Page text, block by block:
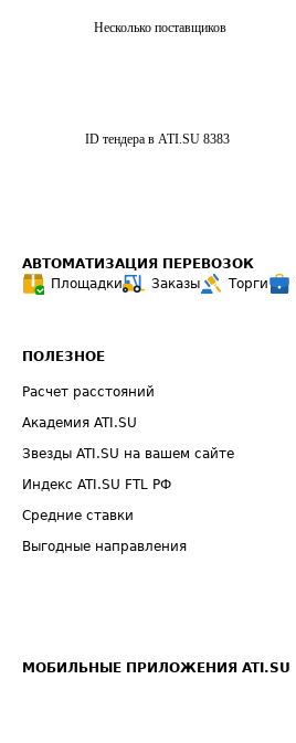
Несколько поставщиков
ID тендера в ATI.SU 8383
АВТОМАТИЗАЦИЯ ПЕРЕВОЗОК
Площадки
Заказы Торги
ПОЛЕЗНОЕ
Расчет расстояний
Академия ATI.SU
Звезды ATI.SU на вашем сайте
Индекс ATI.SU FTL РФ
Средние ставки
Выгодные направления
МОБИЛЬНЫЕ ПРИЛОЖЕНИЯ ATI.SU